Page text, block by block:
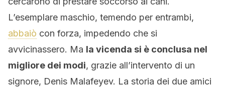
L’esemplare maschio, temendo per entrambi,
abbaiò con forza, impedendo che si
avvicinassero. Ma la vicenda si è conclusa nel
migliore dei modi, grazie all’intervento di un
signore, Denis Malafeyev. La storia dei due amici